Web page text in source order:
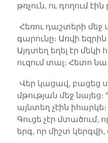
թռչուն, ու դողում
Հեռու դաշտերի մեջ
գարունը։ Առվի
Այդտեղ եղել էր մեկի
ուզում տալ։ Հետո
Վեր կացավ, բացեց
մթության մեջ
այնտեղ չէին իհարկե։
Գուցե չէր
երգ, որ միշտ կերգվի,